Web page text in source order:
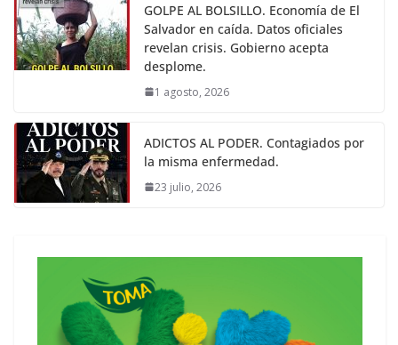
GOLPE AL BOLSILLO. Economía de El
Salvador en caída. Datos oficiales
revelan crisis. Gobierno acepta
desplome.
1 agosto, 2026
ADICTOS AL PODER. Contagiados por
la misma enfermedad.
23 julio, 2026